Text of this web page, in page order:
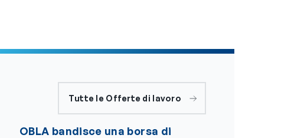
Tutte le Offerte di lavoro
OBLA bandisce una borsa di